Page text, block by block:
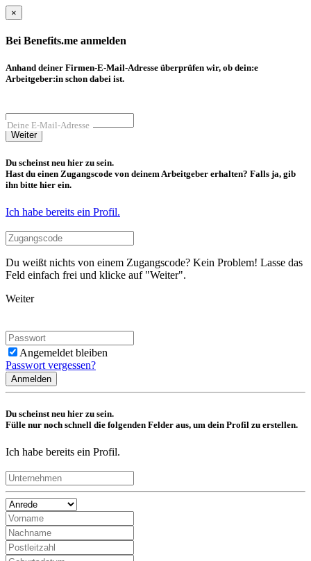
×
Bei Benefits.me anmelden
Anhand deiner Firmen-E-Mail-Adresse überprüfen wir, ob dein:e
Arbeitgeber:in schon dabei ist.
Deine E-Mail-Adresse
Weiter
Du scheinst neu hier zu sein.
Hast du einen Zugangscode von deinem Arbeitgeber erhalten? Falls ja, gib
ihn bitte hier ein.
Ich habe bereits ein Profil.
Du weißt nichts von einem Zugangscode? Kein Problem! Lasse das
Feld einfach frei und klicke auf "Weiter".
Weiter
Angemeldet bleiben
Passwort vergessen?
Anmelden
Du scheinst neu hier zu sein.
Fülle nur noch schnell die folgenden Felder aus, um dein Profil zu erstellen.
Ich habe bereits ein Profil.